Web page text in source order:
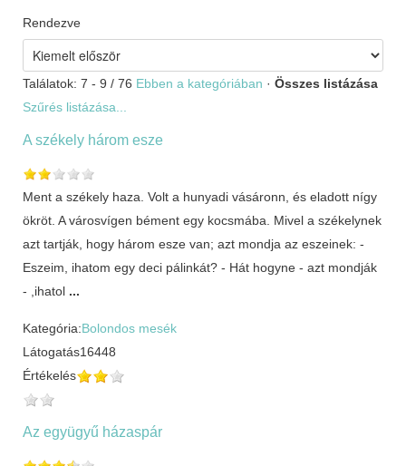
Rendezve
Találatok: 7 - 9 / 76 Ebben a kategóriában · Összes listázása
Szűrés listázása...
A székely három esze
Ment a székely haza. Volt a hunyadi vásáronn, és eladott nígy
ökröt. A városvígen bément egy kocsmába. Mivel a székelynek
azt tartják, hogy három esze van; azt mondja az eszeinek: -
Eszeim, ihatom egy deci pálinkát? - Hát hogyne - azt mondják
- ,ihatol ...
Kategória:Bolondos mesék
Látogatás16448
Értékelés
Az együgyű házaspár